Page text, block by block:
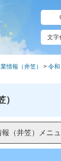
文字
情報（井笠） > 令
（井笠）メニ